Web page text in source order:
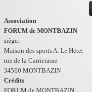
Association
FORUM de MONTBAZIN
siège:
Maison des sports A. Le Hetet
rue de la Carrierasse
34560 MONTBAZIN
Crédits
FORUM de MONTBAZIN